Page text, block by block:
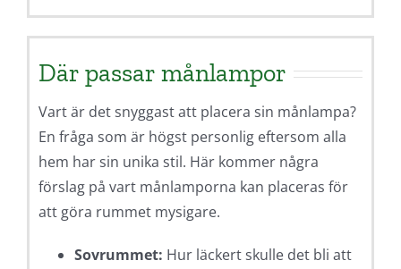
Där passar månlampor
Vart är det snyggast att placera sin månlampa?
En fråga som är högst personlig eftersom alla
hem har sin unika stil. Här kommer några
förslag på vart månlamporna kan placeras för
att göra rummet mysigare.
Sovrummet: Hur läckert skulle det bli att